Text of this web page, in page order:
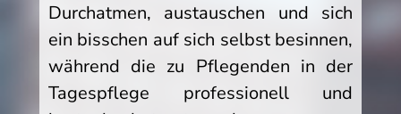
Durchatmen, austauschen und sich
ein bisschen auf sich selbst besinnen,
während die zu Pflegenden in der
Tagespflege professionell und